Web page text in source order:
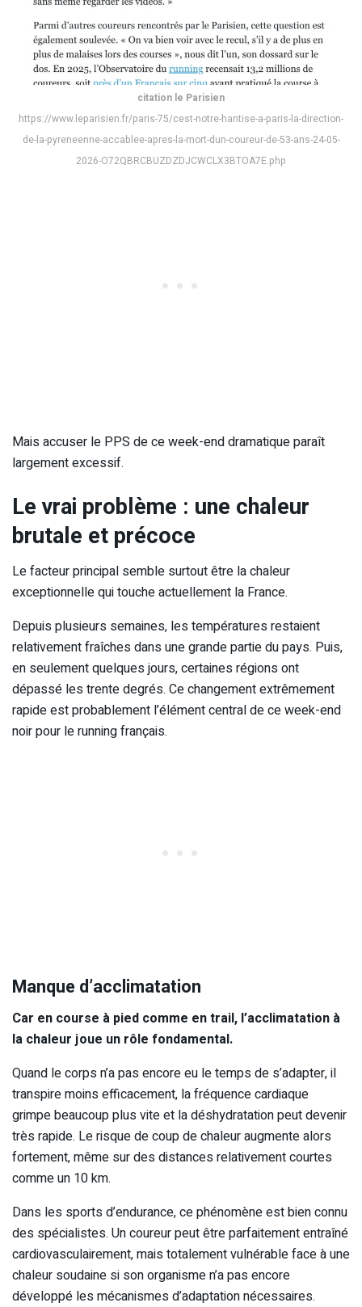
citation le Parisien
https://www.leparisien.fr/paris-75/cest-notre-hantise-a-paris-la-direction-
de-la-pyreneenne-accablee-apres-la-mort-dun-coureur-de-53-ans-24-05-
2026-O72QBRCBUZDZDJCWCLX3BTOA7E.php
Mais accuser le PPS de ce week-end dramatique paraît
largement excessif.
Le vrai problème : une chaleur
brutale et précoce
Le facteur principal semble surtout être la chaleur
exceptionnelle qui touche actuellement la France.
Depuis plusieurs semaines, les températures restaient
relativement fraîches dans une grande partie du pays. Puis,
en seulement quelques jours, certaines régions ont
dépassé les trente degrés. Ce changement extrêmement
rapide est probablement l’élément central de ce week-end
noir pour le running français.
Manque d’acclimatation
Car en course à pied comme en trail, l’acclimatation à
la chaleur joue un rôle fondamental.
Quand le corps n’a pas encore eu le temps de s’adapter, il
transpire moins efficacement, la fréquence cardiaque
grimpe beaucoup plus vite et la déshydratation peut devenir
très rapide. Le risque de coup de chaleur augmente alors
fortement, même sur des distances relativement courtes
comme un 10 km.
Dans les sports d’endurance, ce phénomène est bien connu
des spécialistes. Un coureur peut être parfaitement entraîné
cardiovasculairement, mais totalement vulnérable face à une
chaleur soudaine si son organisme n’a pas encore
développé les mécanismes d’adaptation nécessaires.